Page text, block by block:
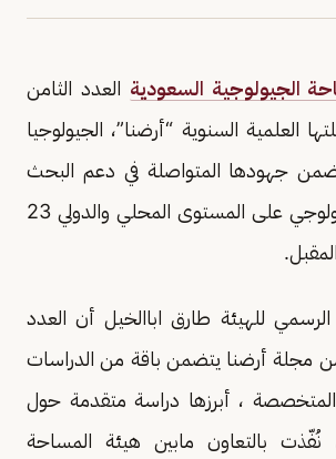
الجيولوجية السعودية العدد الثامن
العلمية السنوية “أرضنا”، الجيولوجيا
جهودها المتواصلة في دعم البحث
والنشرالمعرفي الجيولوجي على المستوى المحلي والدولي 23
للهيئة طارق اباالخيل أن العدد
مجلة أرضنا يتضمن باقة من الدراسات
المتخصصة ، أبرزها دراسة متقدمة حول
نُفّذت بالتعاون مابين هيئة المساحة